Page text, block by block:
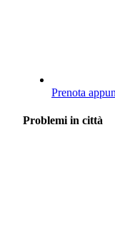
Prenota
Problemi in città